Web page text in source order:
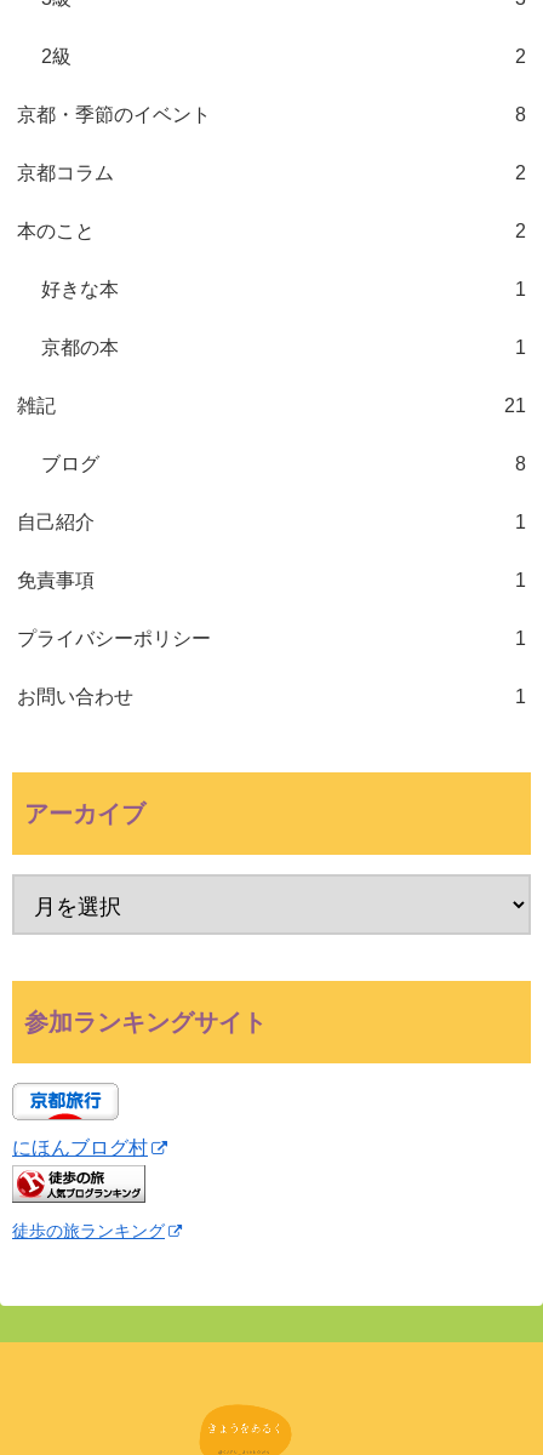
2級 2
京都・季節のイベント 8
京都コラム 2
本のこと 2
好きな本 1
京都の本 1
雑記 21
ブログ 8
自己紹介 1
免責事項 1
プライバシーポリシー 1
お問い合わせ 1
アーカイブ
参加ランキングサイト
にほんブログ村
徒歩の旅ランキング